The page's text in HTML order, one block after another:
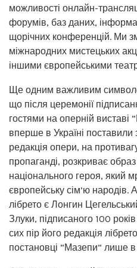
можливості онлайн-
форумів, баз даних,
щорічних конференцій. Ми
міжнародних мистецьких
іншими європейськими
Ще одним важливим
що після церемонії
гостями на оперній виставі
вперше в Україні поставили
редакція опери, на
пропаганді, розкриває
національного героя, який
європейську сім’ю народів.
лібрето є Лонгин
Злуки, підписаного 100
сих пір його редакція
постановці “Мазепи” лише